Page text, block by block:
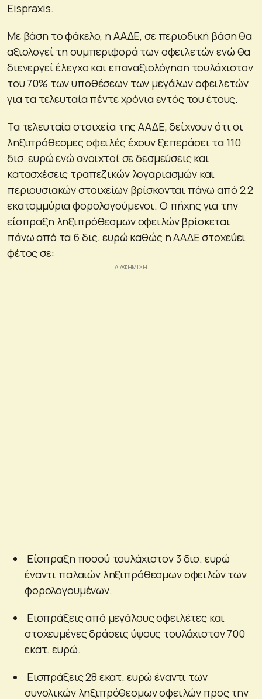
Eispraxis.
Με βάση το φάκελο, η ΑΑΔΕ, σε περιοδική βάση θα
αξιολογεί τη συμπεριφορά των οφειλετών ενώ θα
διενεργεί έλεγχο και επαναξιολόγηση τουλάχιστον
του 70% των υποθέσεων των μεγάλων οφειλετών
για τα τελευταία πέντε χρόνια εντός του έτους.
Τα τελευταία στοιχεία της ΑΑΔΕ, δείχνουν ότι οι
ληξιπρόθεσμες οφειλές έχουν ξεπεράσει τα 110
δισ. ευρώ ενώ ανοιχτοί σε δεσμεύσεις και
κατασχέσεις τραπεζικών λογαριασμών και
περιουσιακών στοιχείων βρίσκονται πάνω από 2,2
εκατομμύρια φορολογούμενοι. Ο πήχης για την
είσπραξη ληξιπρόθεσμων οφειλών βρίσκεται
πάνω από τα 6 δις. ευρώ καθώς η ΑΑΔΕ στοχεύει
φέτος σε:
Είσπραξη ποσού τουλάχιστον 3 δισ. ευρώ
έναντι παλαιών ληξιπρόθεσμων οφειλών των
φορολογουμένων.
Εισπράξεις από μεγάλους οφειλέτες και
στοχευμένες δράσεις ύψους τουλάχιστον 700
εκατ. ευρώ.
Εισπράξεις 28 εκατ. ευρώ έναντι των
συνολικών ληξιπρόθεσμων οφειλών προς την